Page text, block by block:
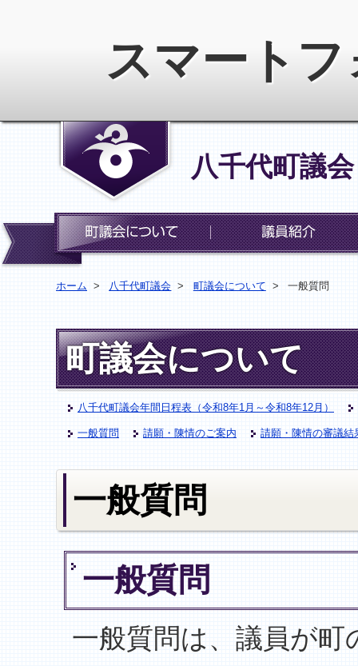
スマート
八千代町議会
町議会について
ホーム > 八千代町議会 > 町議会について > 一般質問
町議会について
八千代町議会年間日程表（令和8年1月～令和8年12月）
一般質問 請願・陳情のご案内 請願・陳情の審議結
一般質問
一般質問
一般質問は、議員が